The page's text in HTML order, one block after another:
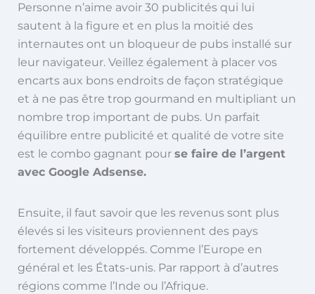
Personne n’aime avoir 30 publicités qui lui
sautent à la figure et en plus la moitié des
internautes ont un bloqueur de pubs installé sur
leur navigateur. Veillez également à placer vos
encarts aux bons endroits de façon stratégique
et à ne pas être trop gourmand en multipliant un
nombre trop important de pubs. Un parfait
équilibre entre publicité et qualité de votre site
est le combo gagnant pour se faire de l’argent
avec Google Adsense.
Ensuite, il faut savoir que les revenus sont plus
élevés si les visiteurs proviennent des pays
fortement développés. Comme l’Europe en
général et les États-unis. Par rapport à d’autres
régions comme l’Inde ou l’Afrique.